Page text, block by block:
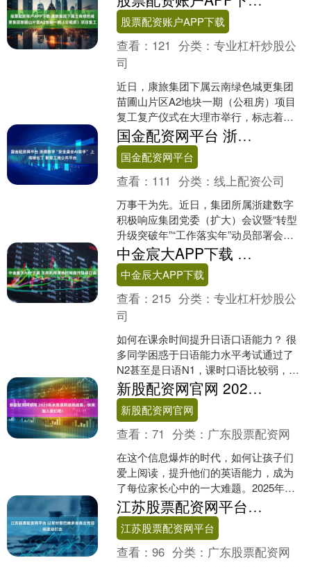
股东信息显示，该公....
股票配资账户APP下载
查看： 121 分类：专业杠杆炒股公
司
近日，康旅集团下属云南绿色城更集团
苗圃山片区A2地块一期（公租房）项目
复工复产仪式在大理市举行，标志着这
一重点民生工程全面进入加速推进阶
段。大理市住房和城乡建设....
国金配资网平台 浙建数字“安全晨会AI助手” 上线哈比丁 智慧工地公共平台
国金配资网平台
查看： 111 分类：线上配资公司
万事干为先。近日，集团所属浙建数字
积极响应集团党委（扩大）会议暨“转型
升级突破年”“工作落实年”动员部署会精
神号召，以实干开新局，在哈比丁 智慧
工地公共平台上线....
中金宸大APP下载 怎样利用课余时间提升日语口语
中金辰大APP下载
查看：215 分类：专业杠杆炒股公
司
如何在课余时间提升日语口语能力？ 很
多同学困惑于日语能力水平考试通过了
N2甚至是日语N1，课时口语比较弱，在
真正的留学或工作中很难充分发挥自己
的日语能力，那么如....
新股配资网官网 2025年末英语阅读挑战赛，快来加入我们吧！
新股配资网官网
查看：71 分类： 广东股票配资网
在这个信息爆炸的时代，如何让孩子们
爱上阅读，提升他们的英语能力，成为
了每位家长心中的一大难题。2025年末
英语阅读挑战赛即将开启，正是一个让
孩子们在阅读中乐享成....
江苏股票配资网平台 以军对黎巴嫩多地真主党目标发动打击
江苏股票配资网平台
查看：96 分类： 广东股票配资网